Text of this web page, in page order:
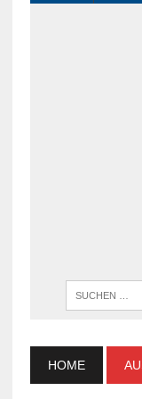
HOME